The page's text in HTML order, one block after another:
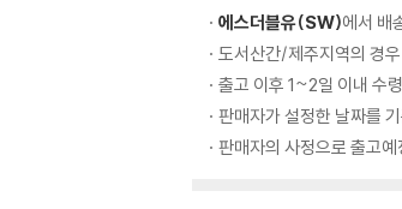
에스더블유(SW)에서 배
도서산간/제주지역의 경
출고 이후 1~2일 이내 수령
판매자가 설정한 날짜를
판매자의 사정으로 출고